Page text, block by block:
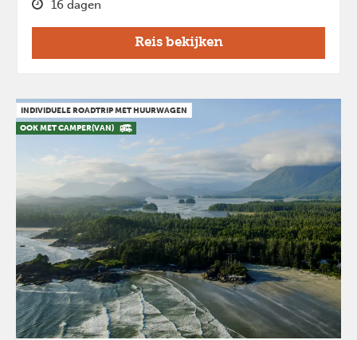
16 dagen
Reis bekijken
INDIVIDUELE ROADTRIP MET HUURWAGEN
OOK MET CAMPER(VAN)